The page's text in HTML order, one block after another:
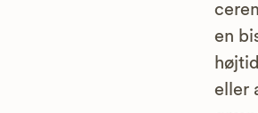
en
eller